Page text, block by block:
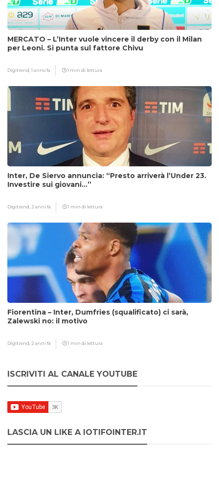
MERCATO – L’Inter vuole vincere il derby con il Milan
per Leoni. Si punta sul fattore Chivu
Digitrend,1 anno fa 1 min di lettura
Inter, De Siervo annuncia: “Presto arriverà l’Under 23.
Investire sui giovani…”
Digitrend, 2 anni fa 1 min di lettura
Fiorentina – Inter, Dumfries (squalificato) ci sarà,
Zalewski no: il motivo
Digitrend, 2 anni fa 1 min di lettura
ISCRIVITI AL CANALE YOUTUBE
LASCIA UN LIKE A IOTIFOINTER.IT